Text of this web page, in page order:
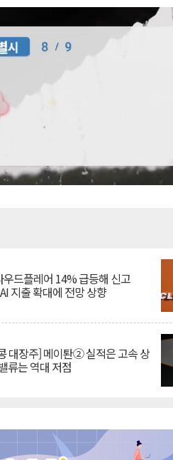
우드플레어 14% 급등해 신고
지출 확대에 전망 상향
대장주] 메이퇀② 실적은 고속 상
류는 역대 저점